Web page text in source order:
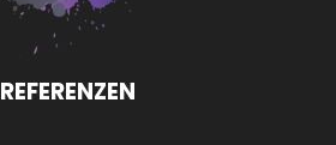
REFERENZEN